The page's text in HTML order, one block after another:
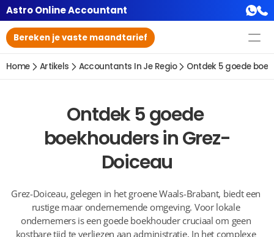
Astro Online Accountant
Bereken je vaste maandtarief
Home Artikels Accountants In Je Regio Ontdek 5 goede
Ontdek 5 goede
boekhouders in Grez-
Doiceau
Grez-Doiceau, gelegen in het groene Waals-Brabant, biedt een
rustige maar ondernemende omgeving. Voor lokale
ondernemers is een goede boekhouder cruciaal om geen
kostbare tijd te verliezen aan administratie. In het complexe